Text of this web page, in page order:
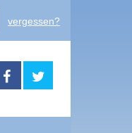
vergessen?